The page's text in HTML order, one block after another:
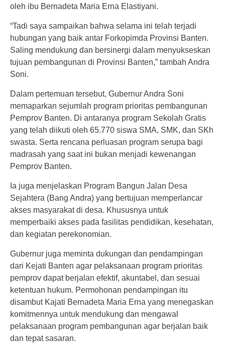
oleh ibu Bernadeta Maria Erna Elastiyani.
“Tadi saya sampaikan bahwa selama ini telah terjadi
hubungan yang baik antar Forkopimda Provinsi Banten.
Saling mendukung dan bersinergi dalam menyukseskan
tujuan pembangunan di Provinsi Banten,” tambah Andra
Soni.
Dalam pertemuan tersebut, Gubernur Andra Soni
memaparkan sejumlah program prioritas pembangunan
Pemprov Banten. Di antaranya program Sekolah Gratis
yang telah diikuti oleh 65.770 siswa SMA, SMK, dan SKh
swasta. Serta rencana perluasan program serupa bagi
madrasah yang saat ini bukan menjadi kewenangan
Pemprov Banten.
Ia juga menjelaskan Program Bangun Jalan Desa
Sejahtera (Bang Andra) yang bertujuan memperlancar
akses masyarakat di desa. Khususnya untuk
memperbaiki akses pada fasilitas pendidikan, kesehatan,
dan kegiatan perekonomian.
Gubernur juga meminta dukungan dan pendampingan
dari Kejati Banten agar pelaksanaan program prioritas
pemprov dapat berjalan efektif, akuntabel, dan sesuai
ketentuan hukum. Permohonan pendampingan itu
disambut Kajati Bernadeta Maria Erna yang menegaskan
komitmennya untuk mendukung dan mengawal
pelaksanaan program pembangunan agar berjalan baik
dan tepat sasaran.